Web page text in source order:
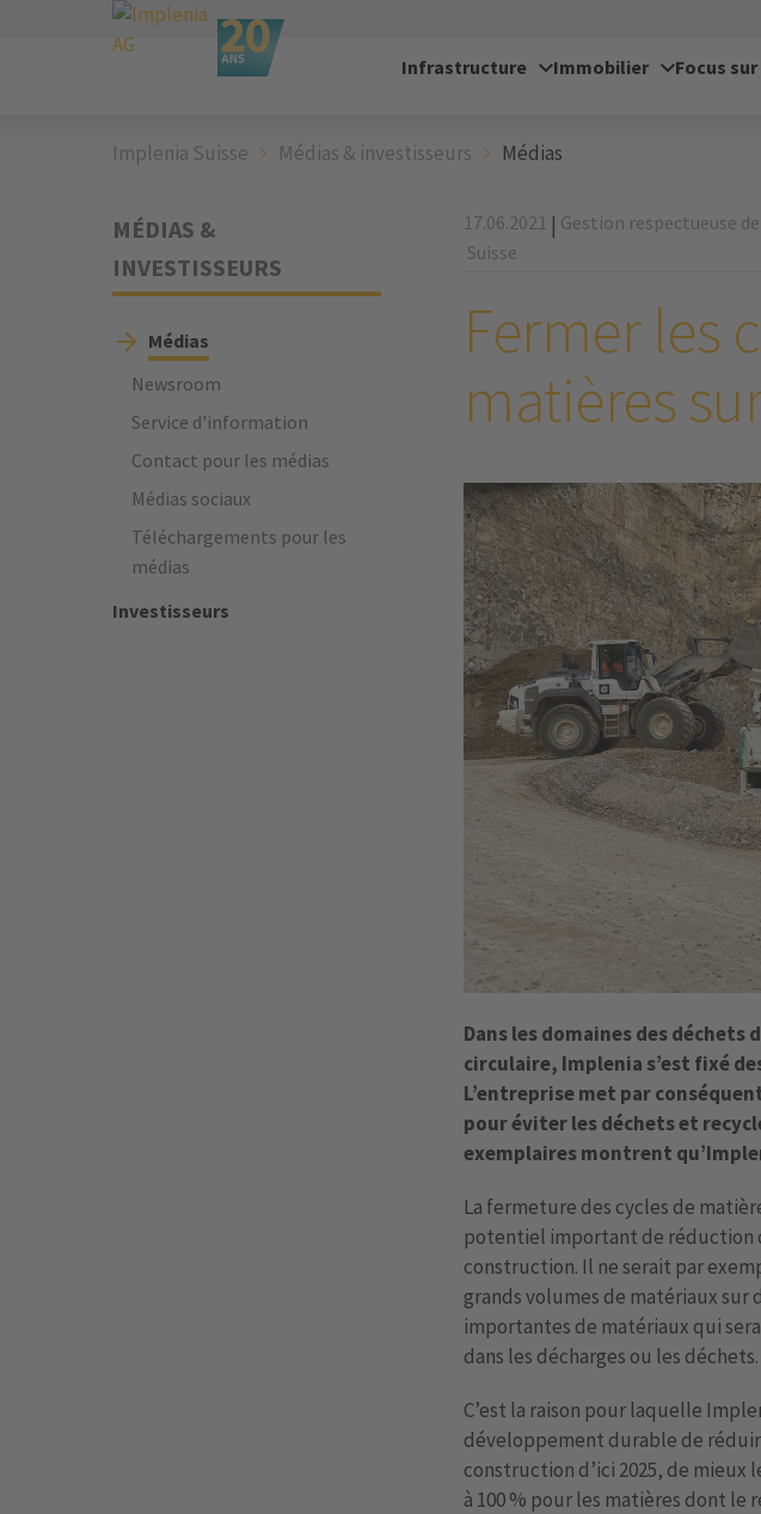
Infrastructure Immobilier Focus
Implenia Suisse Médias & investisseurs Médias
MÉDIAS &
INVESTISSEURS
Médias
Newsroom
Service d'information
Contact pour les médias
Médias sociaux
Téléchargements pour les
médias
Investisseurs
17.06.2021 | Gestion respectueuse
Suisse
Fermer les
matières
Dans les domaines des
circulaire, Implenia s’est fixé
L’entreprise met par
pour éviter les déchets et
exemplaires montrent
La fermeture des cycles de
potentiel important de réduction
construction. Il ne serait par
grands volumes de matériaux
importantes de matériaux qui
dans les décharges ou les déchets.
C’est la raison pour laquelle
développement durable de
construction d’ici 2025, de mieux
à 100 % pour les matières dont